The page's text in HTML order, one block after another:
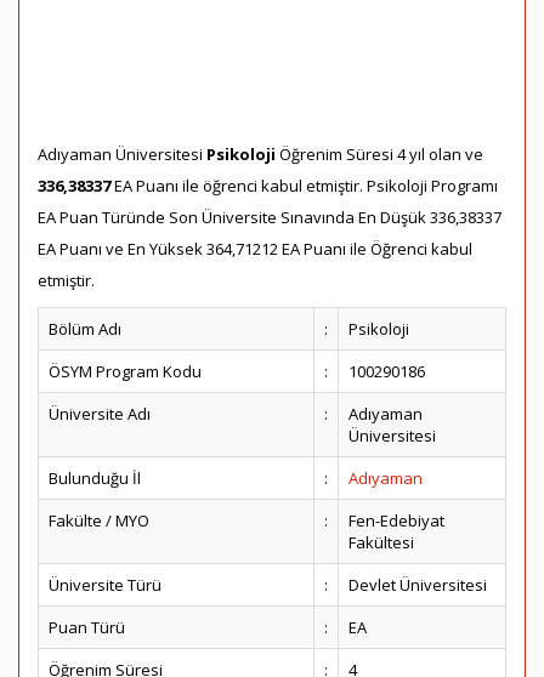
Adıyaman Üniversitesi Psikoloji Öğrenim Süresi 4 yıl olan ve
336,38337EA Puanı ile öğrenci kabul etmiştir. Psikoloji Programı
EA Puan Türünde Son Üniversite Sınavında En Düşük 336,38337
EA Puanı ve En Yüksek 364,71212 EA Puanı ile Öğrenci kabul
etmiştir.
Bölüm Adı :
Psikoloji
ÖSYM Program Kodu
:
100290186
Üniversite Adı
:
Adıyaman
Üniversitesi
Bulunduğu İl
:
Adıyaman
Fakülte / MYO
:
Fen-Edebiyat
Fakültesi
Üniversite Türü
:
Devlet Üniversitesi
Puan Türü
:
EA
Öğrenim Süresi
:
4